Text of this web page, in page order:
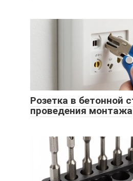
Розетка в бетонной
проведения монтажа